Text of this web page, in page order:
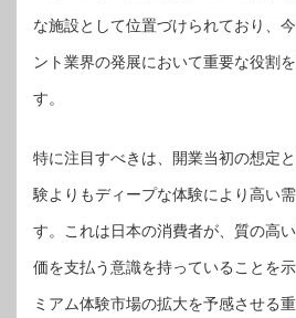
な施設として位置づけられており、
ント業界の発展において重要な役割
す。
特に注目すべきは、開業当初の想定
験よりもディープな体験により高い
す。これは日本の消費者が、質の高
価を支払う意識を持っていることを
ミアム体験市場の拡大を予感させる